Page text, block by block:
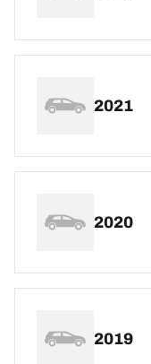
2021
2020
2019